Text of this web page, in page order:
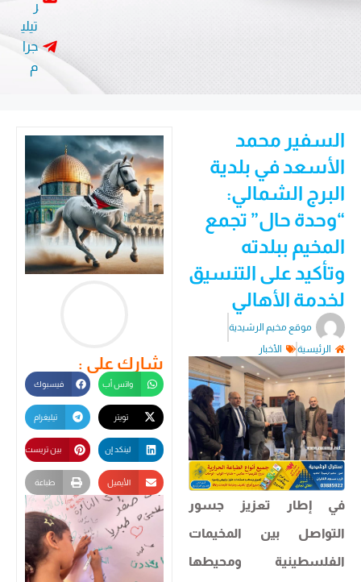
ر
تيلي
جرا
السفير محمد
الأسعد في بلدية
البرج الشمالي:
“وحدة حال” تجمع
المخيم ببلدته
وتأكيد على التنسيق
لخدمة الأهالي
موقع مخيم الرشيدية
الرئيسية
الأخبار
في إطار تعزيز جسور
التواصل بين المخيمات
الفلسطينية ومحيطها
شارك على :
واتس أب فيسبوك
تيليغرام
لينكد إن بين تريست
الأيميل طباعة